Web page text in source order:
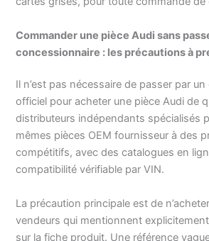
Commander une pièce Audi sans
concessionnaire : les précautions à
Il n’est pas nécessaire de passer par
officiel pour acheter une pièce Audi de
distributeurs indépendants spécialisés
mêmes pièces OEM fournisseur à des
compétitifs, avec des catalogues en
compatibilité vérifiable par VIN.
La précaution principale est de
vendeurs qui mentionnent
sur la fiche produit. Une référence